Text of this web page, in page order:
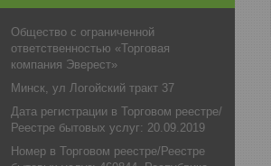
Общество с ограниченной
ответственностью «Торговая
компания Эверест»
Минск, ул Логойский тракт 37
Дата регистрации в Торговом реестре/
Реестре бытовых услуг: 20.09.2019
Номер в Торговом реестре/Реестре